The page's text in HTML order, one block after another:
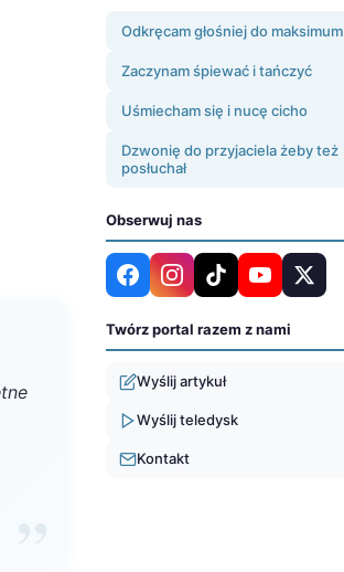
Odkręcam głośniej do maksimum
Zaczynam śpiewać i tańczyć
Uśmiecham się i nucę cicho
Dzwonię do przyjaciela żeby też
posłuchał
Obserwuj nas
Twórz portal razem z nami
Wyślij artykuł
Wyślij teledysk
Kontakt